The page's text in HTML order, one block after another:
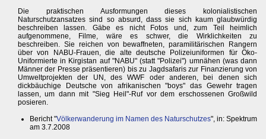
Die praktischen Ausformungen dieses kolonialistischen
Naturschutzansatzes sind so absurd, dass sie sich kaum glaubwürdig
beschreiben lassen. Gäbe es nicht Fotos und, zum Teil heimlich
aufgenommene, Filme, wäre es schwer, die Wirklichkeiten zu
beschreiben. Sie reichen von bewaffneten, paramilitärischen Rangern
über von NABU-Frauen, die alte deutsche Polizeiuniformen für Öko-
Uniformierte in Kirgistan auf "NABU" (statt "Polizei") umnähen (was dann
Männer der Presse präsentieren) bis zu Jagdsafaris zur Finanzierung von
Umweltprojekten der UN, des WWF oder anderen, bei denen sich
dickbäuchige Deutsche von afrikanischen "boys" das Gewehr tragen
lassen, um dann mit "Sieg Heil"-Ruf vor dem erschossenen Großwild
posieren.
Bericht "Völkerwanderung im Namen des Naturschutzes", in: Spektrum
am 3.7.2008